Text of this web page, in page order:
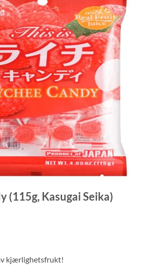
Legg til i
ønskeliste
(115g, Kasugai Seika)
kjærlighetsfrukt!